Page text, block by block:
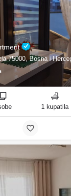
75000, Bosna i
1 kupatila